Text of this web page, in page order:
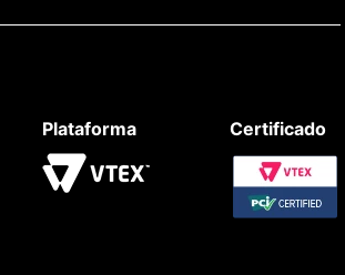
Plataforma Certificado